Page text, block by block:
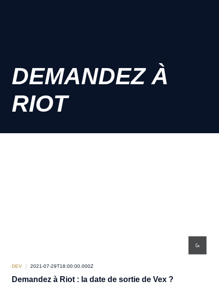
DEMANDEZ À
RIOT
DEV 2021-07-29T18:00:00.000Z
Demandez à Riot : la date de sortie de Vex ?